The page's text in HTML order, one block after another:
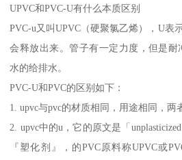
UPVC和PVC-U有什么本质区别
PVC-u又叫UPVC（硬聚氯乙烯），U表
会释放出来。管子有一定力度，但是耐
水的给排水。
PVC-U和PVC的区别如下：
1. upvc与pvc的材质相同，用途相同，两
2. upvc中的u，它的原文是「
『塑化剂』，的PVC原料称UPVC或